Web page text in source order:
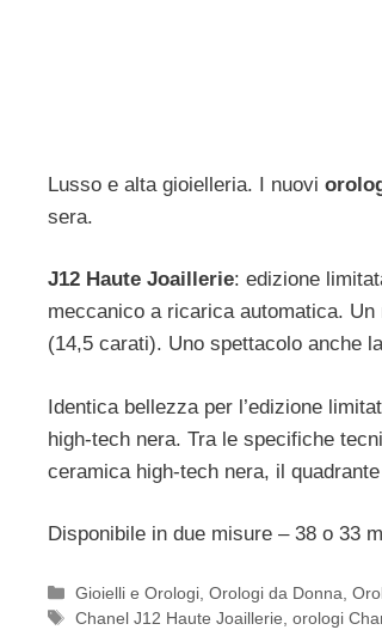
Lusso e alta gioielleria. I nuovi
sera.
J12 Haute Joaillerie: edizione
meccanico a ricarica automatica.
(14,5 carati). Uno spettacolo anche
Identica bellezza per l’edizione
high-tech nera. Tra le specifiche
ceramica high-tech nera, il
Disponibile in due misure – 38 o 33
Categorie
Gioielli e Orologi ,Orologi da Donna ,
Tag
Chanel J12 Haute Joaillerie ,orologi